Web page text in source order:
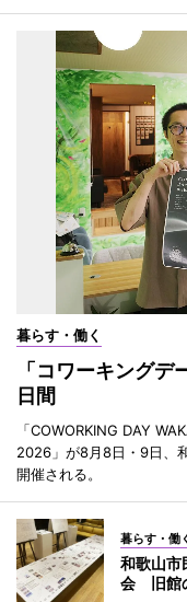
暮らす・働く
「コワーキング
日間
「COWORKING DAY
2026」が8月8日・9日、
開催される。
暮らす・働
和歌山市
会 旧館